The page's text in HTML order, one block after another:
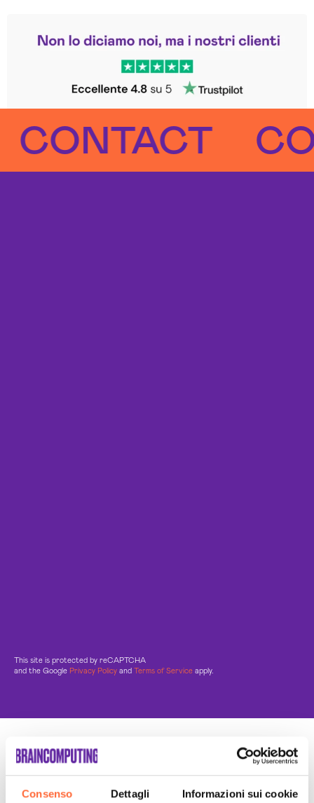
Consenso Dettagli Informazioni sui cookie
Trustpilot
This site is protected by reCAPTCHA
and the Google Privacy Policy and Terms of Service apply.
Un Team di specialisti
Sempre a tuo supporto